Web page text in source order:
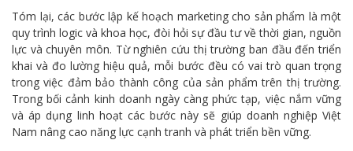
Tóm lại, các bước lập kế hoạch marketing cho sản phẩm là một
quy trình logic và khoa học, đòi hỏi sự đầu tư về thời gian, nguồn
lực và chuyên môn. Từ nghiên cứu thị trường ban đầu đến triển
khai và đo lường hiệu quả, mỗi bước đều có vai trò quan trọng
trong việc đảm bảo thành công của sản phẩm trên thị trường.
Trong bối cảnh kinh doanh ngày càng phức tạp, việc nắm vững
và áp dụng linh hoạt các bước này sẽ giúp doanh nghiệp Việt
Nam nâng cao năng lực cạnh tranh và phát triển bền vững.